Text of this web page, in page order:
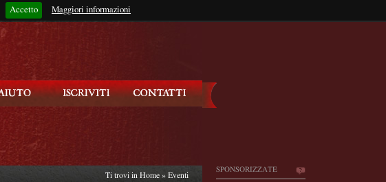
Accetto Maggiori informazioni
Rimani connesso?
SPONSORIZZATE
Ti trovi in Home » Eventi